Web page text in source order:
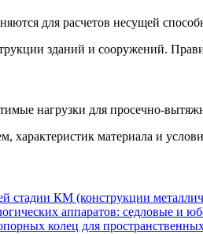
для расчетов несущей
зданий и сооружений.
нагрузки для просечно-
характеристик материала и
стадии КМ (конструкции
аппаратов: седловые и
колец для